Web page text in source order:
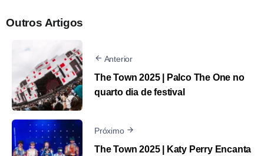
Outros Artigos
Anterior
The Town 2025 | Palco The One no
quarto dia de festival
Próximo
The Town 2025 | Katy Perry Encanta